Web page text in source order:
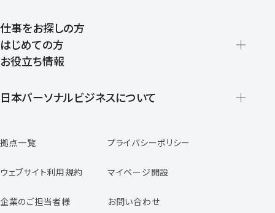
仕事をお探しの方
はじめての方
登録から就業開始までの流れ
お役立ち情報
日本パーソナルビジネスについて
スタッフの声
専任コンサルタントの声
福利厚生のご案内
拠点一覧 プライバシーポリシー
ウェブサイト利用規約 マイページ開設
企業のご担当者様 お問い合わせ